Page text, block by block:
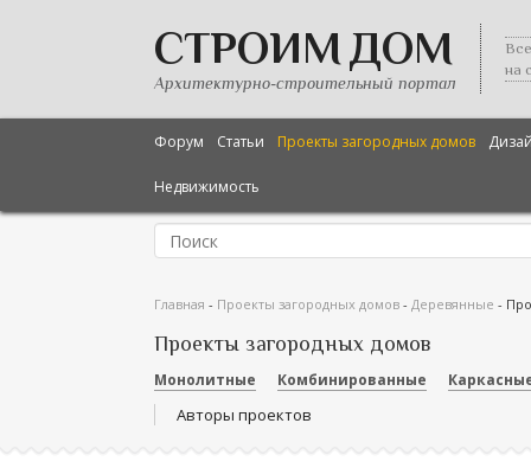
СТРОИМ ДОМ
Архитектурно-строительный портал
на
Форум Статьи Проекты загородных домов
Недвижимость
Главная - Проекты загородных домов - Деревянные -
Проекты загородных домов
Монолитные Комбинированные
Авторы проектов